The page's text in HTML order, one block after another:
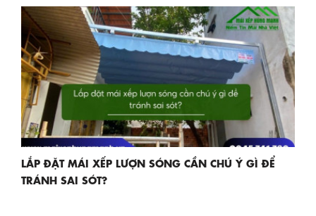
LẮP ĐẶT MÁI XẾP LƯỢN SÓNG CẦN CHÚ Ý GÌ ĐỂ
TRÁNH SAI SÓT?